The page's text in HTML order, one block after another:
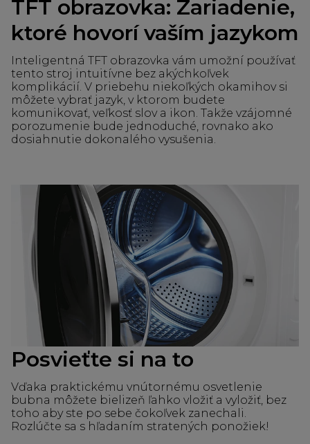
TFT obrazovka: Zariadenie,
ktoré hovorí vaším jazykom
Inteligentná TFT obrazovka vám umožní používať
tento stroj intuitívne bez akýchkoľvek
komplikácií. V priebehu niekoľkých okamihov si
môžete vybrať jazyk, v ktorom budete
komunikovať, veľkosť slov a ikon. Takže vzájomné
porozumenie bude jednoduché, rovnako ako
dosiahnutie dokonalého vysušenia.
Posvieťte si na to
Vďaka praktickému vnútornému osvetlenie
bubna môžete bielizeň ľahko vložiť a vyložiť, bez
toho aby ste po sebe čokoľvek zanechali.
Rozlúčte sa s hľadaním stratených ponožiek!